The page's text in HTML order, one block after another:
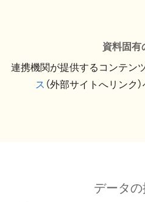
資料固有
連携機関が提供するコンテンツ
ス （外部サイトへリンク
データ